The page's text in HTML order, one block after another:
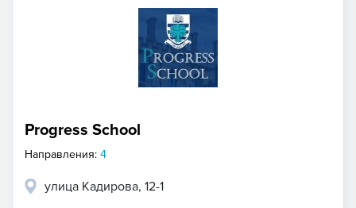
Progress School
Направления: 4
улица Кадирова, 12-1